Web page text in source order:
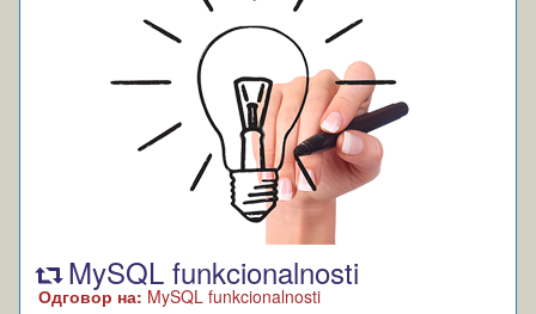
MySQL funkcionalnosti
Одговор на: MySQL funkcionalnosti